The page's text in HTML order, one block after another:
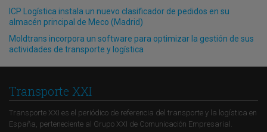
ICP Logística instala un nuevo clasificador de pedidos en su
almacén principal de Meco (Madrid)
Moldtrans incorpora un software para optimizar la gestión de sus
actividades de transporte y logística
Transporte XXI
Transporte XXI es el periódico de referencia del transporte y la logística en
España, perteneciente al Grupo XXI de Comunicación Empresarial.